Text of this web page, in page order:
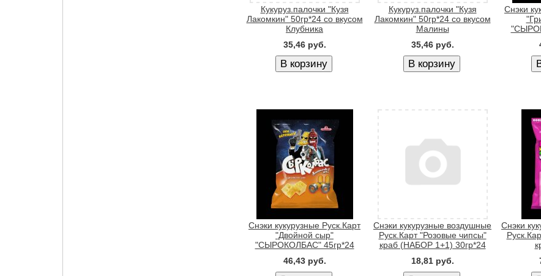
Кукуруз.палочки "Кузя
Лакомкин" 50гр*24 со вкусом
Клубника
35,46 руб.
Кукуруз.палочки "Кузя
Лакомкин" 50гр*24 со вкусом
Малины
35,46 руб.
Снэки
Снэки кукурузные Руск.Карт
"Двойной сыр"
"СЫРОКОЛБАС" 45гр*24
46,43 руб.
Снэки кукурузные воздушные
Руск.Карт "Розовые чипсы"
краб (НАБОР 1+1) 30гр*24
18,81 руб.
Снэки